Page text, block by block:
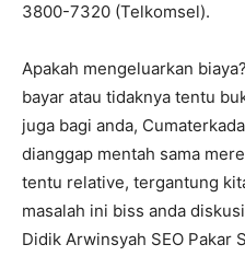
3800-7320 (Telkomsel).
Apakah mengeluarkan
bayar atau tidaknya tentu
juga bagi anda,
dianggap mentah sama
tentu relative, tergantung
masalah ini biss anda
Didik Arwinsyah SEO Pakar